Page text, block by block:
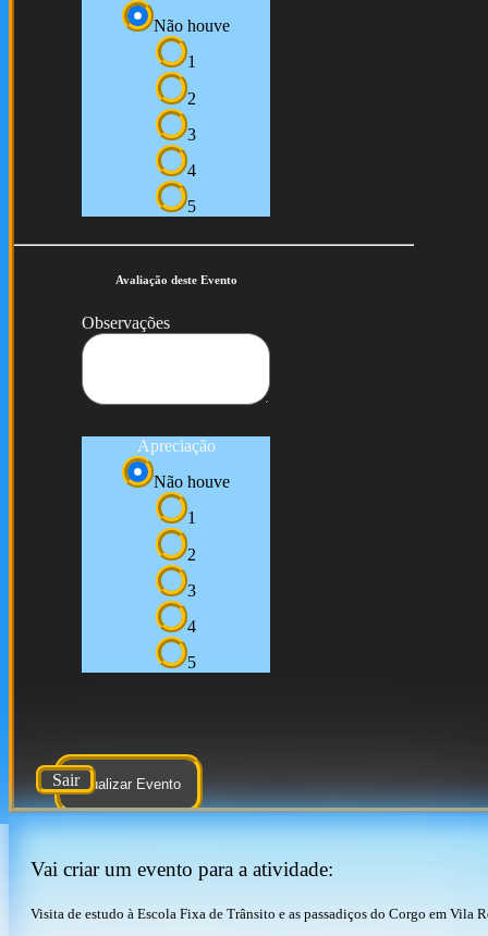
Não houve
1
2
3
4
5
Avaliação deste Evento
Observações
Apreciação
Não houve
1
2
3
4
5
Atualizar Evento
Sair
Vai criar um evento para a atividade:
Visita de estudo à Escola Fixa de Trânsito e as passadiços do Corgo em Vila